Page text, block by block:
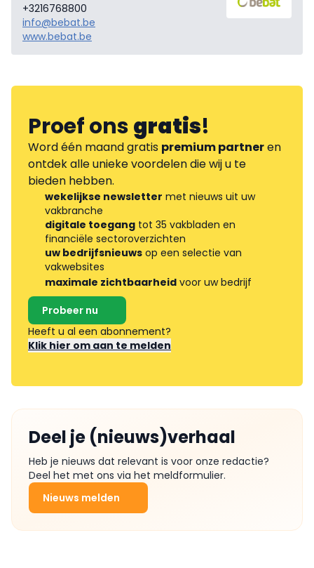
+3216768800
info@bebat.be
www.bebat.be
Proef onsgratis!
Word één maand gratis premium partneren
ontdek alle unieke voordelen die wij u te
bieden hebben.
wekelijkse newsletter met nieuws uit uw
vakbranche
digitale toegang tot 35 vakbladen en
financiële sectoroverzichten
uw bedrijfsnieuws op een selectie van
vakwebsites
maximale zichtbaarheid voor uw bedrijf
Probeer nu
Heeft u al een abonnement?
Klik hier om aan te melden
Deel je (nieuws)verhaal
Heb je nieuws dat relevant is voor onze redactie?
Deel het met ons via het meldformulier.
Nieuws melden